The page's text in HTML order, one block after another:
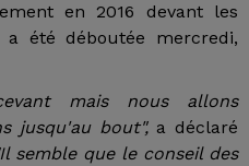
en 2016 devant les
a été déboutée mercredi,
mais nous allons
jusqu'au bout",a déclaré
semble que le conseil des